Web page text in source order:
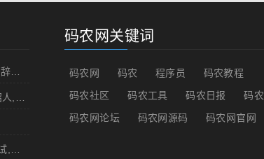
2026年8月07日 程序员老黄历，宜:重构,提交辞职申请,申请加薪
码农网关键词
码农网 码农 程序员
码农教程
码农社区
码农工具 码农日报
码
码农网论坛
码农网源码 码农网官网